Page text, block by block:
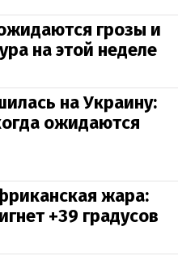
грозы и
на этой неделе
на Украину:
ожидаются
жара:
+39 градусов